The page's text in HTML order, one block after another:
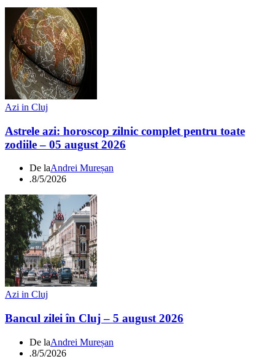
Azi in Cluj
Astrele azi: horoscop zilnic complet pentru toate
zodiile – 05 august 2026
De laAndrei Mureșan
.8/5/2026
Azi in Cluj
Bancul zilei în Cluj – 5 august 2026
De laAndrei Mureșan
.8/5/2026